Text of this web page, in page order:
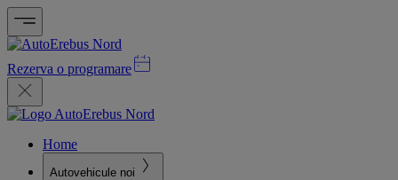
Rezerva o programare
Home
Autovehicule noi